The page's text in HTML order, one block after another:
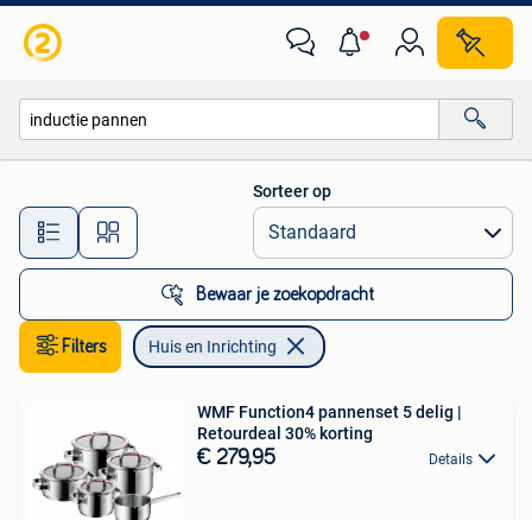
Alle afstanden…
Sorteer op
Bewaar je zoekopdracht
Filters Huis en Inrichting
WMF Function4 pannenset 5 delig |
Retourdeal 30% korting
€ 279,95 Details